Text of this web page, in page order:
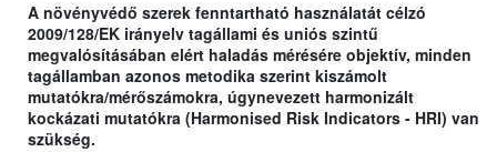
A növényvédő szerek fenntartható használatát célzó
2009/128/EK irányelv tagállami és uniós szintű
megvalósításában elért haladás mérésére objektív, minden
tagállamban azonos metodika szerint kiszámolt
mutatókra/mérőszámokra, úgynevezett harmonizált
kockázati mutatókra (Harmonised Risk Indicators - HRI) van
szükség.